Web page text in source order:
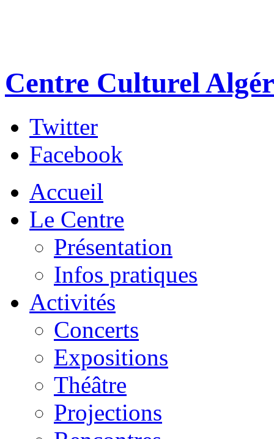
Centre Culturel
Twitter
Facebook
Accueil
Le Centre
Présentation
Infos pratiques
Activités
Concerts
Expositions
Théâtre
Projections